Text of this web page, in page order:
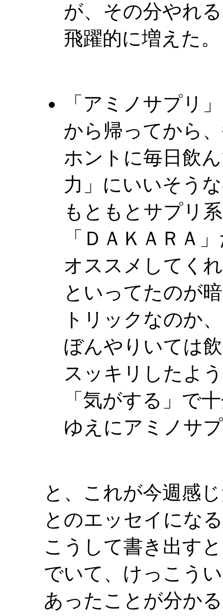
が、その分やれ
飛躍的に増えた。
「アミノサプリ
から帰ってから
ホントに毎日飲
力」にいいそう
もともとサプリ
「ＤＡＫＡＲＡ
オススメしてく
といってたのが
トリックなのか
ぼんやりいては
スッキリしたよ
「気がする」で
ゆえにアミノサ
と、これが今週感
とのエッセイにな
こうして書き出す
でいて、けっこう
あったことが分か